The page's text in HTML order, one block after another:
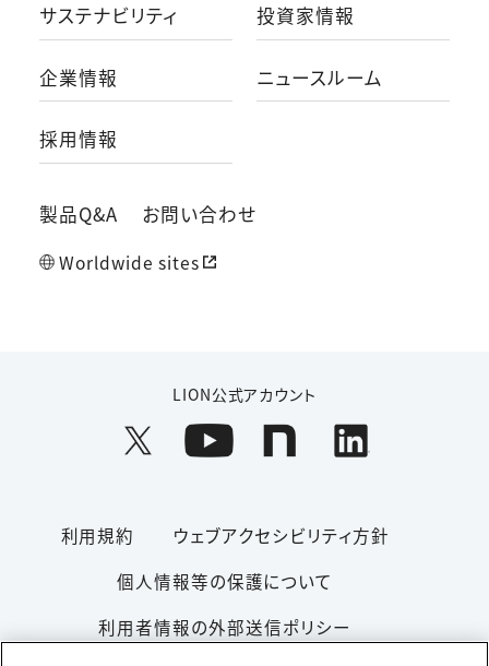
サステナビリティ 投資家情報
企業情報 ニュースルーム
採用情報
製品Q&A お問い合わせ
Worldwide sites
LION公式アカウント
利用規約
ウェブアクセシビリティ方針
個人情報等の保護について
利用者情報の外部送信ポリシー